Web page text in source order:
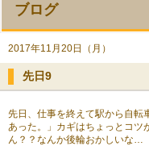
ブログ
2017年11月20日（月）
先日9
先日、仕事を終えて駅から自転
あった。」カギはちょっとコツ
ん？？なんか後輪おかしいな…